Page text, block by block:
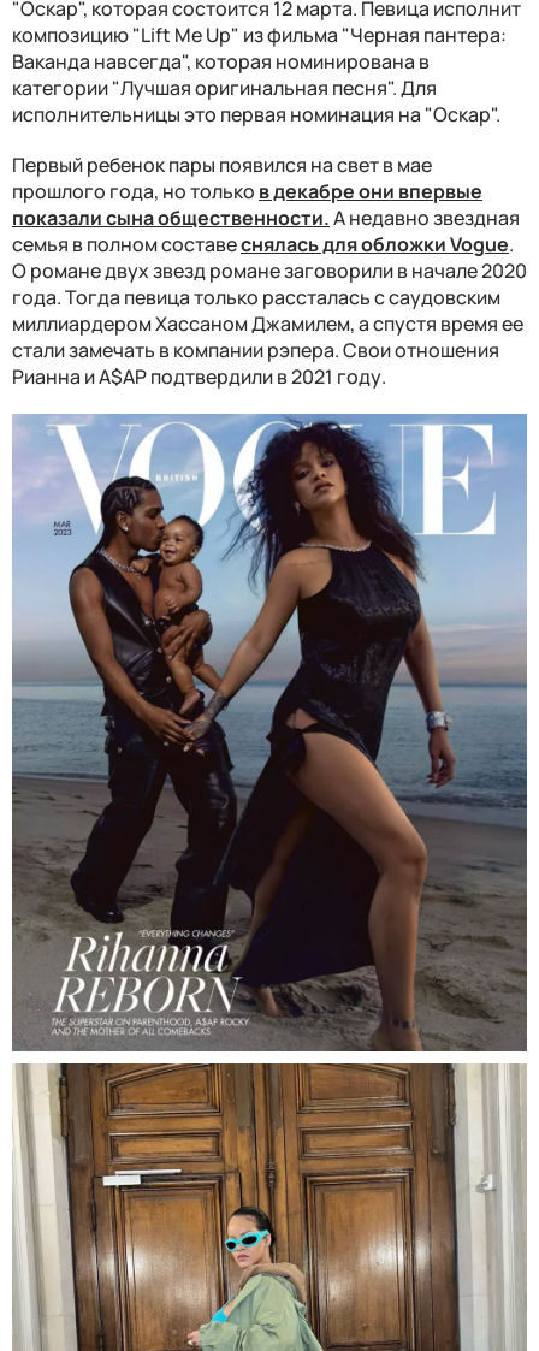
"Оскар", которая состоится 12 марта. Певица исполнит
композицию "Lift Me Up" из фильма "Черная пантера:
Ваканда навсегда", которая номинирована в
категории "Лучшая оригинальная песня". Для
исполнительницы это первая номинация на "Оскар".
Первый ребенок пары появился на свет в мае
прошлого года, но только в декабре они впервые
показали сына общественности.А недавно звездная
семья в полном составеснялась для обложки Vogue.
О романе двух звезд романе заговорили в начале 2020
года. Тогда певица только рассталась с саудовским
миллиардером Хассаном Джамилем, а спустя время ее
стали замечать в компании рэпера. Свои отношения
Рианна и A$AP подтвердили в 2021 году.